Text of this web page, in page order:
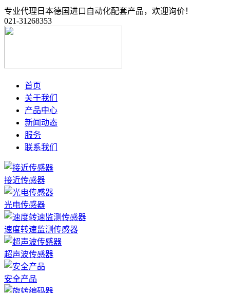
专业代理日本德国进口自动化配套产品，欢迎询价！
021-31268353
首页
关于我们
产品中心
新闻动态
服务
联系我们
接近传感器
光电传感器
速度转速监测传感器
超声波传感器
安全产品